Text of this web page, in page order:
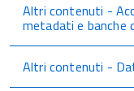
Altri contenuti -
metadati e banche
Altri contenuti -